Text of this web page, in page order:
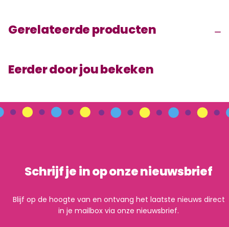
Gerelateerde producten
Eerder door jou bekeken
Schrijf je in op onze nieuwsbrief
Blijf op de hoogte van en ontvang het laatste nieuws direct
in je mailbox via onze nieuwsbrief.